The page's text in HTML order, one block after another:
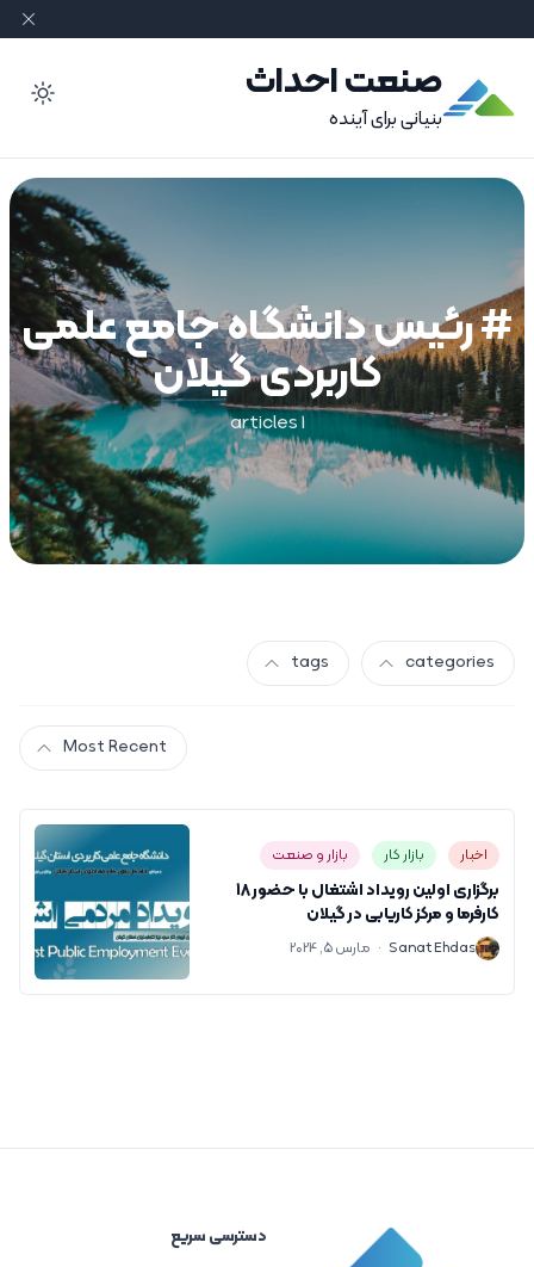
صنعت احداث
بنیانی برای آینده
# رئیس دانشگاه جامع علمی
کاربردی گیلان
1 articles
categories
tags
Most Recent
اخبار بازار کار بازار و صنعت
برگزاری اولین رویداد اشتغال با حضور ۱۸
کارفرما و مرکز کاریابی در گیلان
S
Sanat Ehdas
· مارس 5, 2024
دسترسی سریع